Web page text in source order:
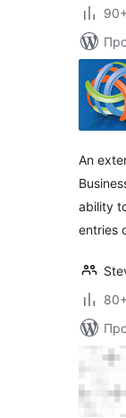
An
ability
entries